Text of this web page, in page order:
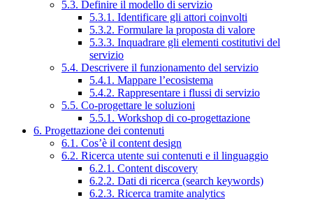
5.3. Definire il modello di servizio
5.3.1. Identificare gli attori coinvolti
5.3.2. Formulare la proposta di valore
5.3.3. Inquadrare gli elementi costitutivi del
servizio
5.4. Descrivere il funzionamento del servizio
5.4.1. Mappare l’ecosistema
5.4.2. Rappresentare i flussi di servizio
5.5. Co-progettare le soluzioni
5.5.1. Workshop di co-progettazione
6. Progettazione dei contenuti
6.1. Cos’è il content design
6.2. Ricerca utente sui contenuti e il linguaggio
6.2.1. Content discovery
6.2.2. Dati di ricerca (search keywords)
6.2.3. Ricerca tramite analytics